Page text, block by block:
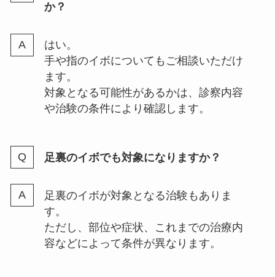
か？
はい。
手や指のイボについてもご相談いただけ
ます。
対象となる可能性があるかは、診察内容
や治験の条件により確認します。
足裏のイボでも対象になりますか？
足裏のイボが対象となる治験もありま
す。
ただし、部位や症状、これまでの治療内
容などによって条件が異なります。